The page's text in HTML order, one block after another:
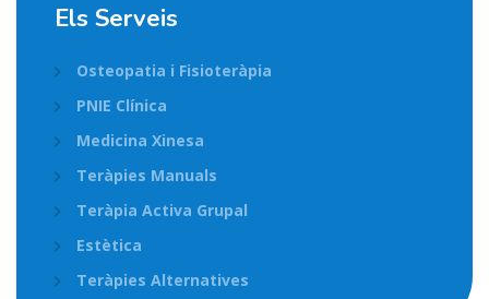
Els Serveis
Osteopatia i Fisioteràpia
PNIE Clínica
Medicina Xinesa
Teràpies Manuals
Teràpia Activa Grupal
Estètica
Teràpies Alternatives